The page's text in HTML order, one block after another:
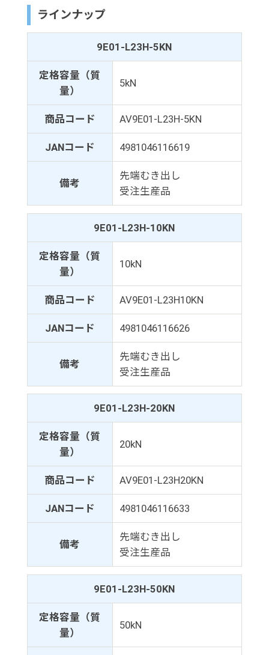
ラインナップ
9E01-L23H-5KN
定格容量（質
量）
5kN
商品コード AV9E01-L23H-5KN
JANコード 4981046116619
備考
先端むき出し
受注生産品
9E01-L23H-10KN
定格容量（質
量）
10kN
商品コード AV9E01-L23H10KN
JANコード 4981046116626
備考
先端むき出し
受注生産品
9E01-L23H-20KN
定格容量（質
量）
20kN
商品コード AV9E01-L23H20KN
JANコード 4981046116633
備考
先端むき出し
受注生産品
9E01-L23H-50KN
定格容量（質
量）
50kN